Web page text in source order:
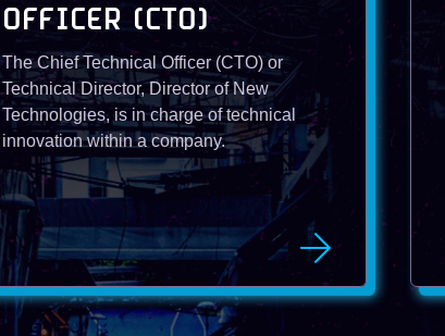
OFFICER (CTO)
The Chief Technical Officer (CTO) or
Technical Director, Director of New
Technologies, is in charge of technical
innovation within a company.